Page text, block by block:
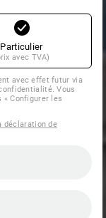
Particulier
avec TVA)
avec effet futur via
Vous
Configurer les
déclaration de